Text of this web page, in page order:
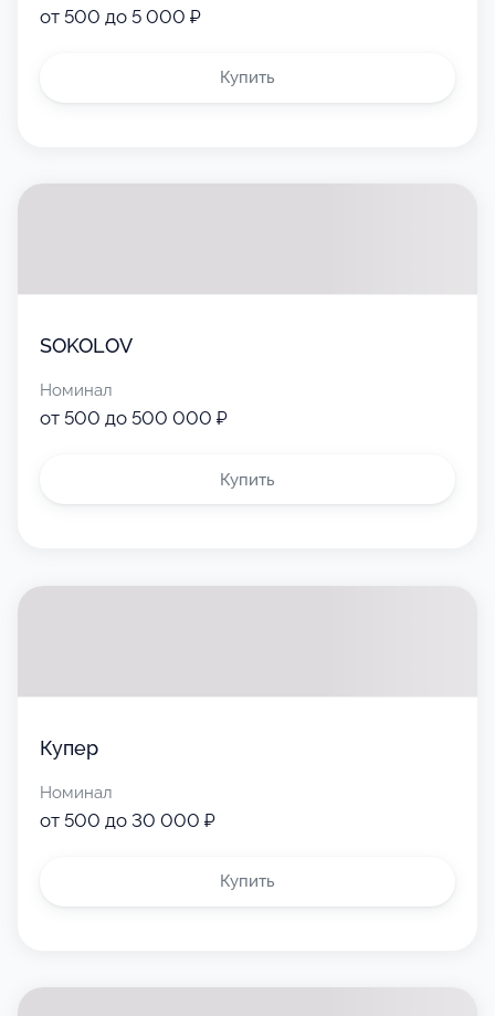
от 500 до 5 000 ₽
Купить
SOKOLOV
Номинал
от 500 до 500 000 ₽
Купить
Купер
Номинал
от 500 до 30 000 ₽
Купить